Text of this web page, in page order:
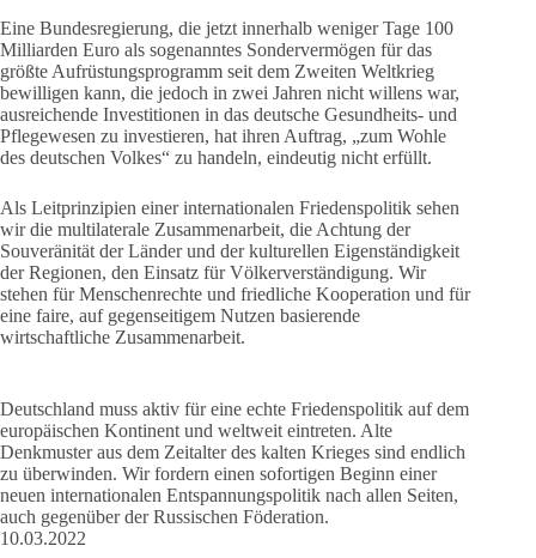
Eine Bundesregierung, die jetzt innerhalb weniger Tage 100
Milliarden Euro als sogenanntes Sondervermögen für das
größte Aufrüstungsprogramm seit dem Zweiten Weltkrieg
bewilligen kann, die jedoch in zwei Jahren nicht willens war,
ausreichende Investitionen in das deutsche Gesundheits- und
Pflegewesen zu investieren, hat ihren Auftrag, „zum Wohle
des deutschen Volkes“ zu handeln, eindeutig nicht erfüllt.
Als Leitprinzipien einer internationalen Friedenspolitik sehen
wir die multilaterale Zusammenarbeit, die Achtung der
Souveränität der Länder und der kulturellen Eigenständigkeit
der Regionen, den Einsatz für Völkerverständigung. Wir
stehen für Menschenrechte und friedliche Kooperation und für
eine faire, auf gegenseitigem Nutzen basierende
wirtschaftliche Zusammenarbeit.
Deutschland muss aktiv für eine echte Friedenspolitik auf dem
europäischen Kontinent und weltweit eintreten. Alte
Denkmuster aus dem Zeitalter des kalten Krieges sind endlich
zu überwinden. Wir fordern einen sofortigen Beginn einer
neuen internationalen Entspannungspolitik nach allen Seiten,
auch gegenüber der Russischen Föderation.
10.03.2022